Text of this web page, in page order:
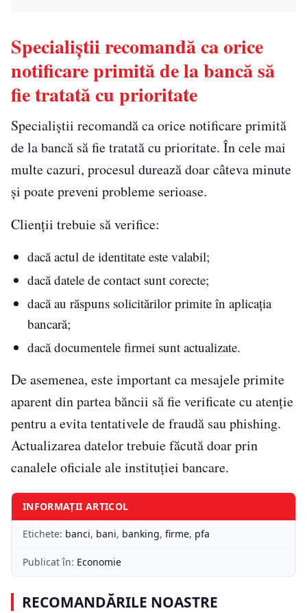
Specialiștii recomandă ca orice
notificare primită de la bancă să
fie tratată cu prioritate
Specialiștii recomandă ca orice notificare primită
de la bancă să fie tratată cu prioritate. În cele mai
multe cazuri, procesul durează doar câteva minute
și poate preveni probleme serioase.
Clienții trebuie să verifice:
dacă actul de identitate este valabil;
dacă datele de contact sunt corecte;
dacă au răspuns solicitărilor primite în aplicația
bancară;
dacă documentele firmei sunt actualizate.
De asemenea, este important ca mesajele primite
aparent din partea băncii să fie verificate cu atenție
pentru a evita tentativele de fraudă sau phishing.
Actualizarea datelor trebuie făcută doar prin
canalele oficiale ale instituției bancare.
INFORMAȚII ARTICOL
Etichete: banci, bani, banking, firme, pfa
Publicat în: Economie
RECOMANDĂRILE NOASTRE